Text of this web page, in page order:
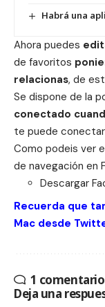
Habrá una
Ahora puedes
de favoritos
relacionas, de
Se dispone de la
conectado
te puede
Como podeis ver
de navegación en
Descargar
Recuerda que
Mac desde
1 comentario
Deja una